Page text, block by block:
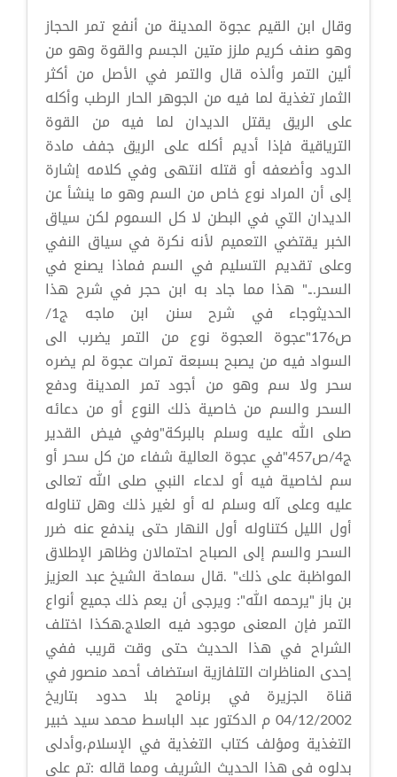
وقال ابن القيم عجوة المدينة من أنفع تمر الحجاز
وهو صنف كريم ملزز متين الجسم والقوة وهو من
ألين التمر وألذه قال والتمر في الأصل من أكثر
الثمار تغذية لما فيه من الجوهر الحار الرطب وأكله
على الريق يقتل الديدان لما فيه من القوة
الترياقية فإذا أديم أكله على الريق جفف مادة
الدود وأضعفه أو قتله انتهى وفي كلامه إشارة
إلى أن المراد نوع خاص من السم وهو ما ينشأ عن
الديدان التي في البطن لا كل السموم لكن سياق
الخبر يقتضي التعميم لأنه نكرة في سياق النفي
وعلى تقديم التسليم في السم فماذا يصنع في
السحر..." هذا مما جاد به ابن حجر في شرح هذا
الحديثوجاء في شرح سنن ابن ماجه ج1/
ص176"عجوة العجوة نوع من التمر يضرب الى
السواد فيه من يصبح بسبعة تمرات عجوة لم يضره
سحر ولا سم وهو من أجود تمر المدينة ودفع
السحر والسم من خاصية ذلك النوع أو من دعائه
صلى الله عليه وسلم بالبركة"وفي فيض القدير
ج4/ص457"في عجوة العالية شفاء من كل سحر أو
سم لخاصية فيه أو لدعاء النبي صلى الله تعالى
عليه وعلى آله وسلم له أو لغير ذلك وهل تناوله
أول الليل كتناوله أول النهار حتى يندفع عنه ضرر
السحر والسم إلى الصباح احتمالان وظاهر الإطلاق
المواظبة على ذلك" .قال سماحة الشيخ عبد العزيز
بن باز "يرحمه الله": ويرجى أن يعم ذلك جميع أنواع
التمر فإن المعنى موجود فيه العلاج.هكذا اختلف
الشراح في هذا الحديث حتى وقت قريب ففي
إحدى المناظرات التلفازية استضاف أحمد منصور في
قناة الجزيرة في برنامج بلا حدود بتاريخ
04/12/2002 م الدكتور عبد الباسط محمد سيد خبير
التغذية ومؤلف كتاب التغذية في الإسلام،وأدلى
بدلوه في هذا الحديث الشريف ومما قاله :تم على